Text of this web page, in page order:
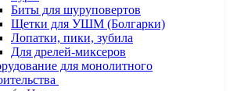
Биты для шуруповертов
Щетки для УШМ (Болгарки)
Лопатки, пики, зубила
Для дрелей-миксеров
для монолитного